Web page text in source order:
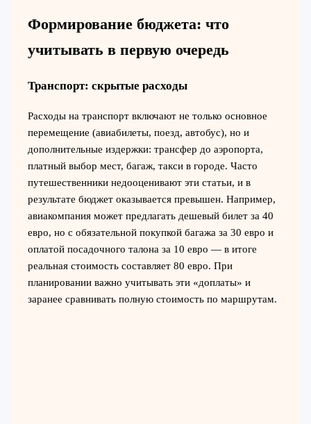
Формирование бюджета: что
учитывать в первую очередь
Транспорт: скрытые расходы
Расходы на транспорт включают не только основное
перемещение (авиабилеты, поезд, автобус), но и
дополнительные издержки: трансфер до аэропорта,
платный выбор мест, багаж, такси в городе. Часто
путешественники недооценивают эти статьи, и в
результате бюджет оказывается превышен. Например,
авиакомпания может предлагать дешевый билет за 40
евро, но с обязательной покупкой багажа за 30 евро и
оплатой посадочного талона за 10 евро — в итоге
реальная стоимость составляет 80 евро. При
планировании важно учитывать эти «доплаты» и
заранее сравнивать полную стоимость по маршрутам.